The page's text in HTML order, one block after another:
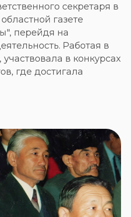
секретаря в
газете
перейдя на
Работая в
участвовала в конкурсах
где достигала